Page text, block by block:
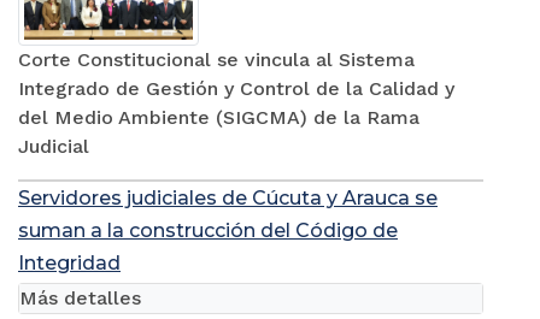
Corte Constitucional se vincula al Sistema
Integrado de Gestión y Control de la Calidad y
del Medio Ambiente (SIGCMA) de la Rama
Judicial
Servidores judiciales de Cúcuta y Arauca se
suman a la construcción del Código de
Integridad
Más detalles